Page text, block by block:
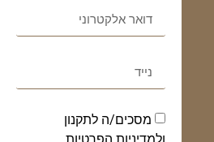
מסכים/ה לתקנון